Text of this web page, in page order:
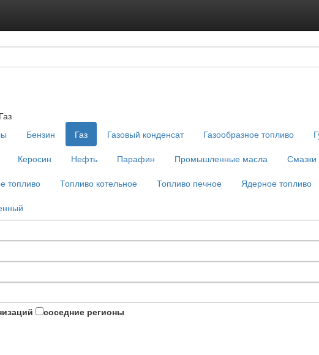
Газ
Бензин Газ Газовый конденсат Газообразное топливо
Керосин Нефть Парафин Промышленные масла
Смазки
топливо Топливо котельное Топливо печное
Ядерное топливо
соседние регионы